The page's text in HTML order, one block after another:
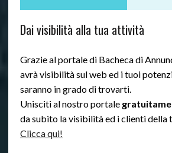
Dai visibilità alla tua attività
Grazie al portale di Bacheca di
avrà visibilità sul web ed i tuoi
saranno in grado di trovarti.
Unisciti al nostro portale
da subito la visibilità ed i clienti della
Clicca qui!